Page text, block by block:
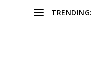
TRENDING: